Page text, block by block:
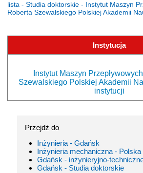
lista - Studia doktorskie - Instytut Maszyn
Roberta Szewalskiego Polskiej Akademii
Instytucja
Instytut Maszyn
Szewalskiego Polskiej Akademii
instytucji
Przejdź do
Inżynieria - Gdańsk
Inżynieria mechaniczna - Polska
Gdańsk - inżynieryjno-
Gdańsk - Studia doktorskie